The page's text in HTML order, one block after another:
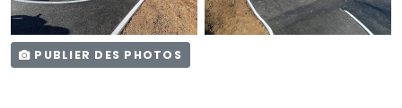
PUBLIER DES PHOTOS